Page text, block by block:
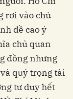
rơi vào chủ
đề cao ý
chủ quan
đồng nhưng
quý trọng tài
tư duy hết